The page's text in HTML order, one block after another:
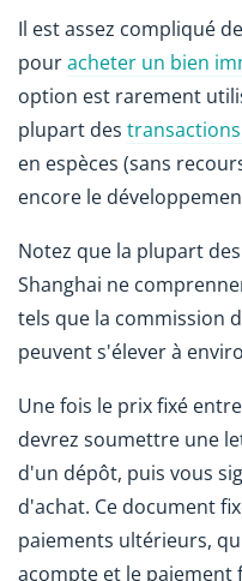
Il est assez compliqué
pouracheter un bien
option est rarement
plupart des
en espèces (sans
encore le
Notez que la plupart
Shanghai ne
tels que la commission
peuvent s'élever à
Une fois le prix fixé
devrez soumettre une
d'un dépôt, puis vous
d'achat. Ce document
paiements ultérieurs,
acompte et le paiement